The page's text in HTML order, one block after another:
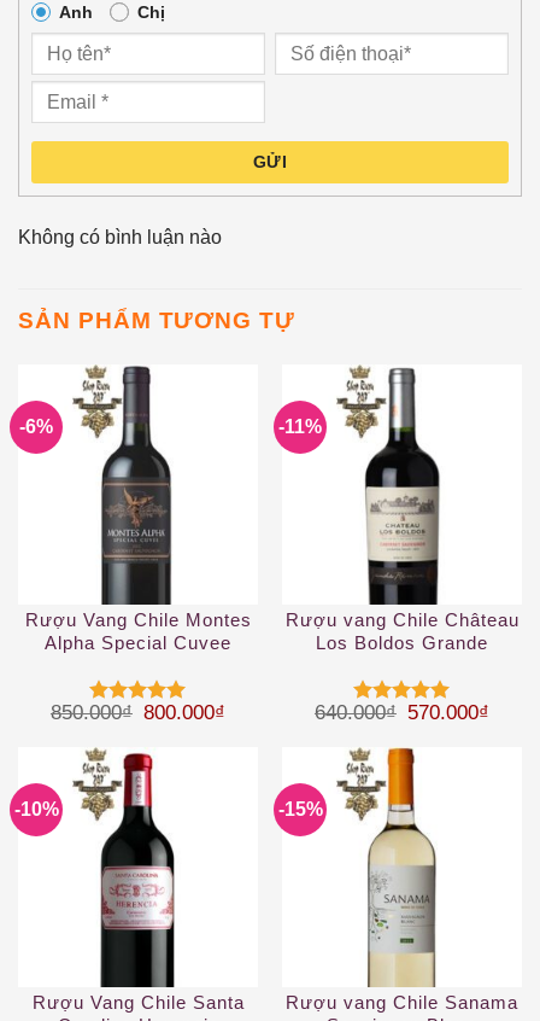
Anh Chị
GỬI
Không có bình luận nào
SẢN PHẨM TƯƠNG TỰ
-6%
Rượu Vang Chile Montes
Alpha Special Cuvee
Được xếp
sao
850.000₫ Giá gốc là: 850.000₫.
800.000₫ Giá hiện tại là: 800.000₫.
-11%
Rượu vang Chile Château
Los Boldos Grande
Sauvignon
Được xếp
sao
640.000₫ Giá gốc là:
570.000₫
-10%
Rượu Vang Chile Santa
-15%
Rượu vang Chile Sanama